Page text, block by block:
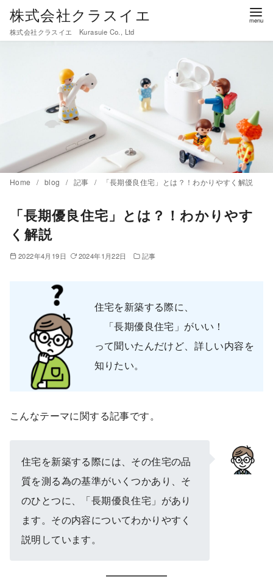
テ
株式会社クラスイエ
株式会社クラスイエ Kurasuie Co., Ltd
Home blog 記事 「長期優良住宅」とは？！わかりやすく解説
「長期優良住宅」とは？！わかりやす
く解説
2022年4月19日 2024年1月22日 記事
住宅を新築する際に、
「長期優良住宅」がいい！
って聞いたんだけど、詳しい内容を
知りたい。
こんなテーマに関する記事です。
住宅を新築する際には、その住宅の品
質を測る為の基準がいくつかあり、そ
のひとつに、「長期優良住宅」があり
ます。その内容についてわかりやすく
説明しています。